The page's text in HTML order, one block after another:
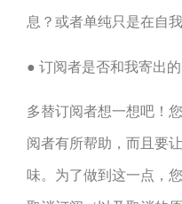
息？或者单纯只是在自
● 订阅者是否和我寄出
多替订阅者想一想吧！
阅者有所帮助，而且要
味。为了做到这一点，